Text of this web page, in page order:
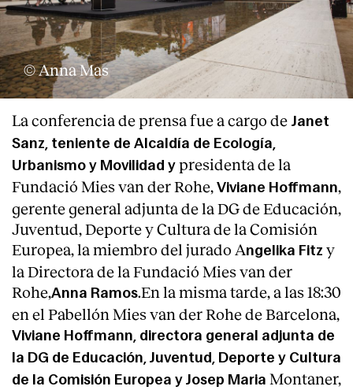
© Anna Mas
La conferencia de prensa fue a cargo de Janet
Sanz, teniente de Alcaldía de Ecología,
Urbanismo y Movilidad y presidenta de la
Fundació Mies van der Rohe, Viviane Hoffmann,
gerente general adjunta de la DG de Educación,
Juventud, Deporte y Cultura de la Comisión
Europea, la miembro del jurado Angelika Fitz y
la Directora de la Fundació Mies van der
Rohe,Anna Ramos.En la misma tarde, a las 18:30
en el Pabellón Mies van der Rohe de Barcelona,
Viviane Hoffmann, directora general adjunta de
la DG de Educación, Juventud, Deporte y Cultura
de la Comisión Europea y Josep Maria Montaner,